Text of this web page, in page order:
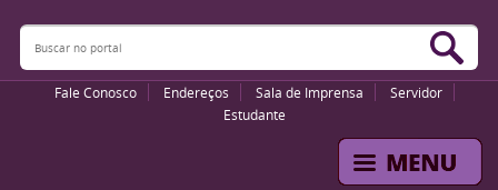
Buscar no portal
Fale Conosco Endereços Sala de Imprensa
Servidor
Estudante